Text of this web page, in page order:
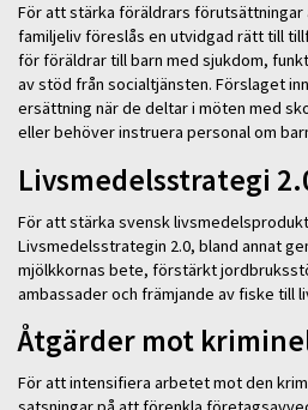
För att stärka föräldrars
familjeliv föreslås en utvidgad rätt till
för föräldrar till barn med sjukdom,
av stöd från socialtjänsten. Förslaget
ersättning när de deltar i möten med
eller behöver instruera personal om
Livsmedelsstrategi
För att stärka svensk
Livsmedelsstrategin 2.0, bland annat
mjölkkornas bete, förstärkt
ambassader och främjande av fiske till
Åtgärder mot
För att intensifiera arbetet mot den